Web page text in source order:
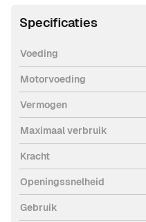
Specificaties
Voeding
Motorvoeding
Vermogen
Maximaal verbruik
Kracht
Openingssnelheid
Gebruik